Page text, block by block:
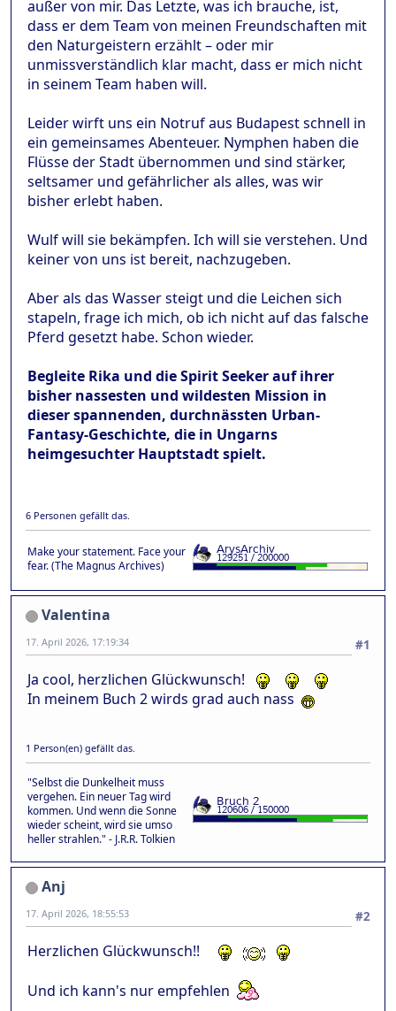
außer von mir. Das Letzte, was ich brauche, ist,
dass er dem Team von meinen Freundschaften mit
den Naturgeistern erzählt – oder mir
unmissverständlich klar macht, dass er mich nicht
in seinem Team haben will.
Leider wirft uns ein Notruf aus Budapest schnell in
ein gemeinsames Abenteuer. Nymphen haben die
Flüsse der Stadt übernommen und sind stärker,
seltsamer und gefährlicher als alles, was wir
bisher erlebt haben.
Wulf will sie bekämpfen. Ich will sie verstehen. Und
keiner von uns ist bereit, nachzugeben.
Aber als das Wasser steigt und die Leichen sich
stapeln, frage ich mich, ob ich nicht auf das falsche
Pferd gesetzt habe. Schon wieder.
Begleite Rika und die Spirit Seeker auf ihrer
bisher nassesten und wildesten Mission in
dieser spannenden, durchnässten Urban-
Fantasy-Geschichte, die in Ungarns
heimgesuchter Hauptstadt spielt.
6 Personen gefällt das.
Make your statement. Face your
fear. (The Magnus Archives)
Valentina
#1
17. April 2026, 17:19:34
Ja cool, herzlichen Glückwunsch!
In meinem Buch 2 wirds grad auch nass
1 Person(en) gefällt das.
"Selbst die Dunkelheit muss
vergehen. Ein neuer Tag wird
kommen. Und wenn die Sonne
wieder scheint, wird sie umso
heller strahlen." - J.R.R. Tolkien
Anj
#2
17. April 2026, 18:55:53
Herzlichen Glückwunsch!!
Und ich kann's nur empfehlen